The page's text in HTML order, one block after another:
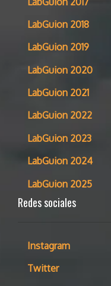
LabGuion 2018
LabGuion 2019
LabGuion 2020
LabGuion 2021
LabGuion 2022
LabGuion 2023
LabGuion 2024
LabGuion 2025
Redes sociales
Instagram
Twitter